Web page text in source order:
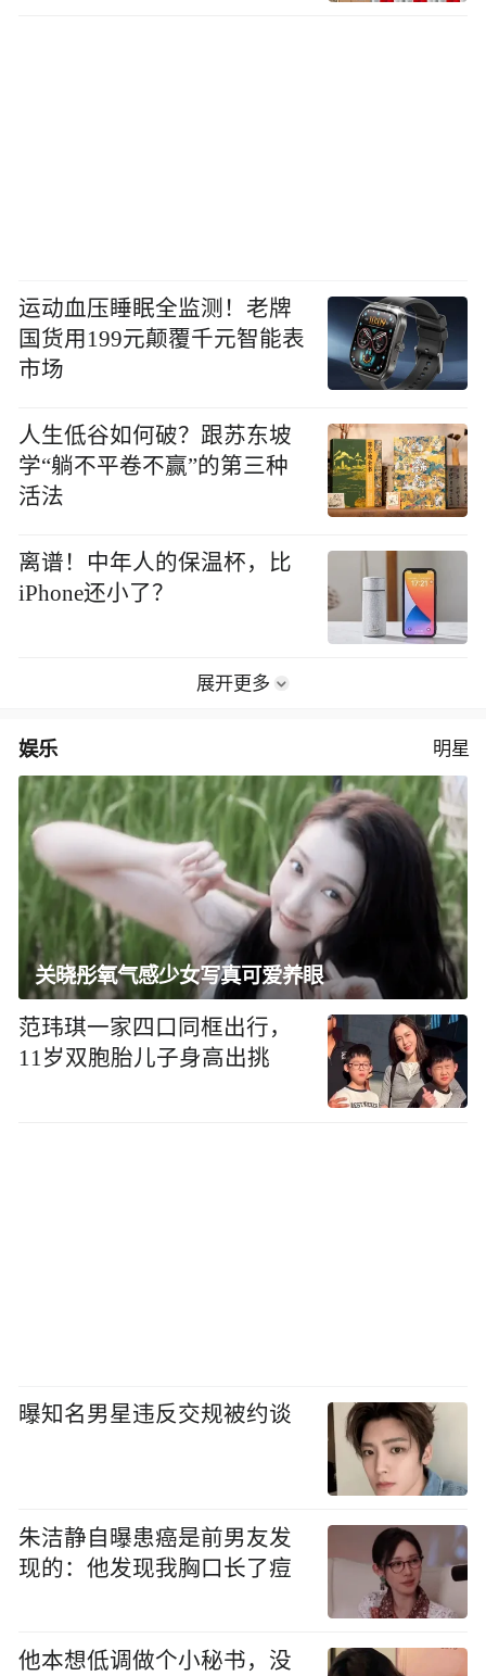
运动血压睡眠全监测！老牌
国货用199元颠覆千元智能表
市场
人生低谷如何破？跟苏东坡
学“躺不平卷不赢”的第三种
活法
离谱！中年人的保温杯，比
iPhone还小了？
展开更多
娱乐 明星
关晓彤氧气感少女写真可爱养眼
范玮琪一家四口同框出行，
11岁双胞胎儿子身高出挑
曝知名男星违反交规被约谈
朱洁静自曝患癌是前男友发
现的：他发现我胸口长了痘
他本想低调做个小秘书，没